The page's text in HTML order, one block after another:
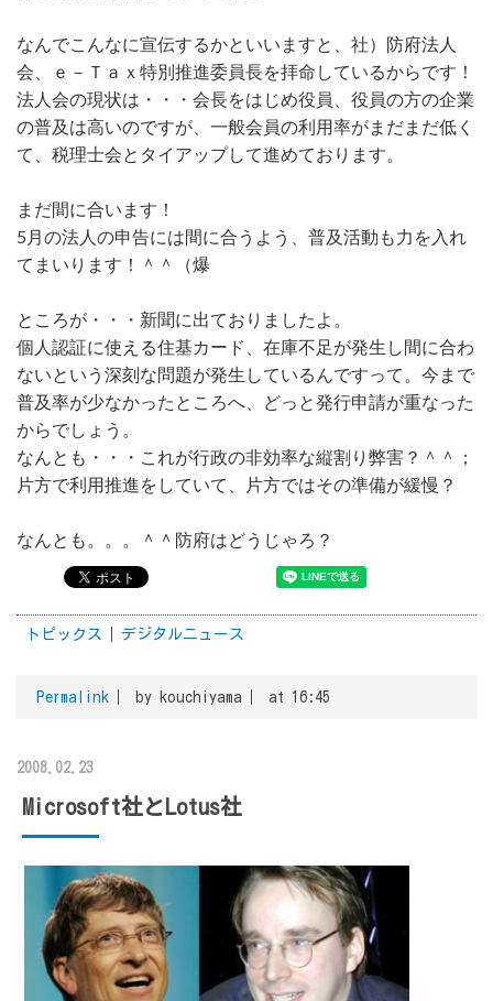
なんでこんなに宣伝するかといいますと、社）防府法人
会、ｅ－Ｔａｘ特別推進委員長を拝命しているからです！
法人会の現状は・・・会長をはじめ役員、役員の方の企業
の普及は高いのですが、一般会員の利用率がまだまだ低く
て、税理士会とタイアップして進めております。
まだ間に合います！
5月の法人の申告には間に合うよう、普及活動も力を入れ
てまいります！＾＾（爆
ところが・・・新聞に出ておりましたよ。
個人認証に使える住基カード、在庫不足が発生し間に合わ
ないという深刻な問題が発生しているんですって。今まで
普及率が少なかったところへ、どっと発行申請が重なった
からでしょう。
なんとも・・・これが行政の非効率な縦割り弊害？＾＾；
片方で利用推進をしていて、片方ではその準備が緩慢？
なんとも。。。＾＾防府はどうじゃろ？
トピックス デジタルニュース
Permalink by kouchiyama at 16:45
2008.02.23
Microsoft社とLotus社